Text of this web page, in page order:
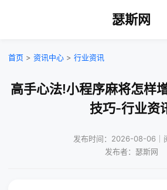
瑟斯网
首页 > 资讯中心 > 行业资讯
高手心法!小程序麻将怎样
技巧-行业资
发布时间：2026-08-06｜
发布者：瑟斯网